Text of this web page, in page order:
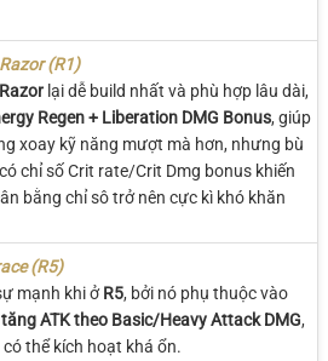
(R1)
lại dễ build nhất và phù hợp lâu dài,
Regen + Liberation DMG Bonus, giúp
xoay kỹ năng mượt mà hơn, nhưng bù
chỉ số Crit rate/Crit Dmg bonus khiến
bằng chỉ sô trở nên cực kì khó khăn
(R5)
mạnh khi ởR5, bởi nó phụ thuộc vào
tăng ATK theo Basic/Heavy Attack DMG,
thể kích hoạt khá ổn.